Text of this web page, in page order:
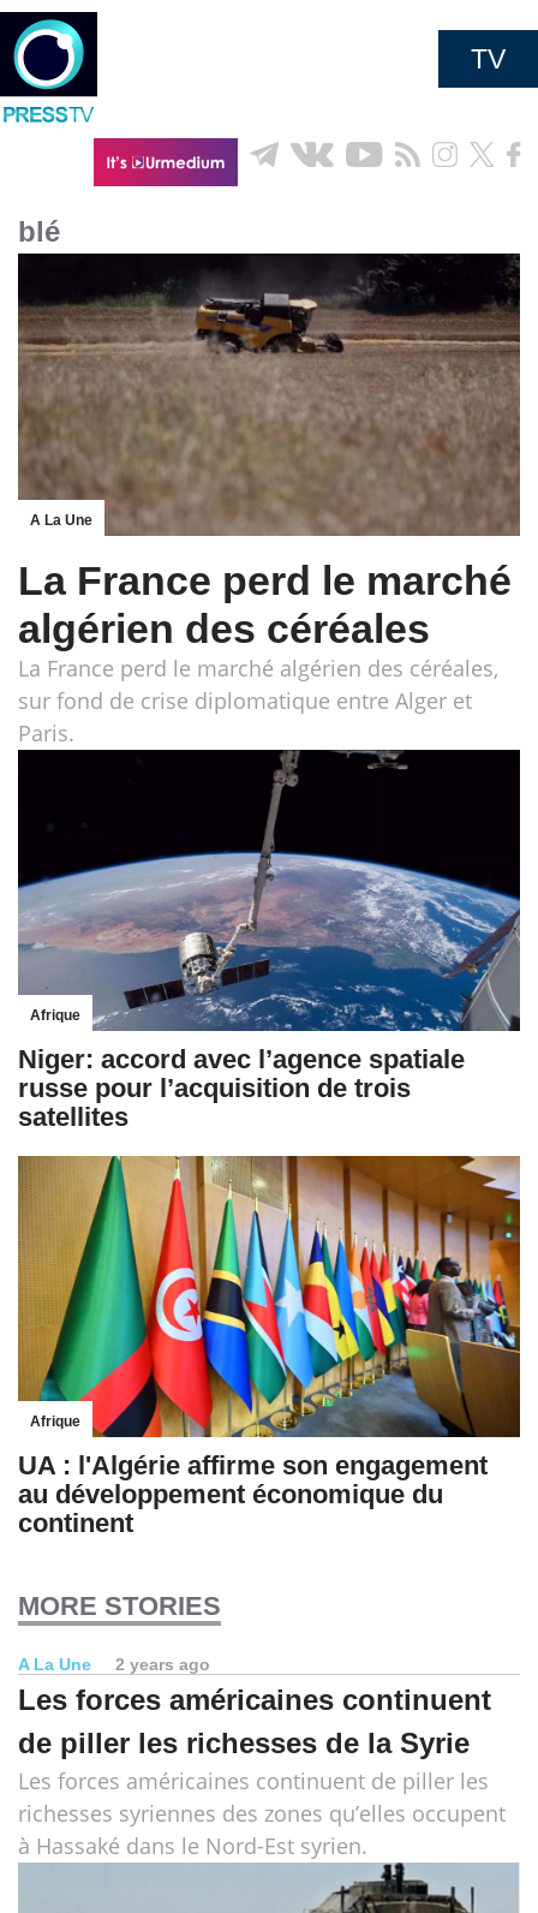
TV
blé
A La Une
La France perd le marché
algérien des céréales
La France perd le marché algérien des céréales,
sur fond de crise diplomatique entre Alger et
Paris.
Afrique
Niger: accord avec l’agence spatiale
russe pour l’acquisition de trois
satellites
Afrique
UA : l'Algérie affirme son engagement
au développement économique du
continent
MORE STORIES
A La Une 2 years ago
Les forces américaines continuent
de piller les richesses de la Syrie
Les forces américaines continuent de piller les
richesses syriennes des zones qu’elles occupent
à Hassaké dans le Nord-Est syrien.